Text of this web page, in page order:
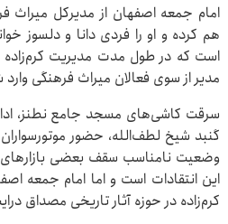
امام جمعه اصفهان از مدیرکل میراث
هم کرده و او را فردی دانا و دلسوز
است که در طول مدت مدیریت کرم‌زاده
مدیر از سوی فعالان میراث فرهنگی
سرقت کاشی‌های مسجد جامع نطنز،
گنبد شیخ لطف‌الله، حضور
وضعیت نامناسب سقف بعضی
این انتقادات است و اما امام جمعه
کرم‌زاده در حوزه آثار تاریخی مصداق